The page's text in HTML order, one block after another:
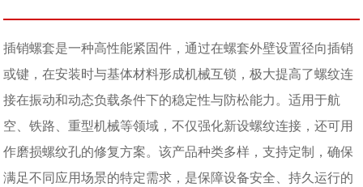
插销螺套是一种高性能紧固件，通过在螺套外壁设置径向插销
或键，在安装时与基体材料形成机械互锁，极大提高了螺纹连
接在振动和动态负载条件下的稳定性与防松能力。适用于航
空、铁路、重型机械等领域，不仅强化新设螺纹连接，还可用
作磨损螺纹孔的修复方案。该产品种类多样，支持定制，确保
满足不同应用场景的特定需求，是保障设备安全、持久运行的